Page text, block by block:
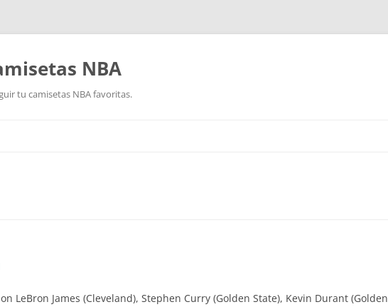
NBA
tu camisetas NBA favoritas.
LeBron James (Cleveland), Stephen Curry (Golden State), Kevin Durant (Golden